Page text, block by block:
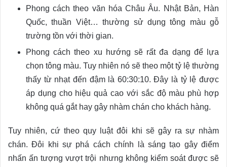
Phong cách theo văn hóa Châu Âu. Nhật Bản, Hàn
Quốc, thuần Việt… thường sử dụng tông màu gỗ
trường tồn với thời gian.
Phong cách theo xu hướng sẽ rất đa dạng để lựa
chọn tông màu. Tuy nhiên nó sẽ theo một tỷ lệ thường
thấy từ nhạt đến đậm là 60:30:10. Đây là tỷ lệ được
áp dụng cho hiệu quả cao với sắc độ màu phù hợp
không quá gắt hay gây nhàm chán cho khách hàng.
Tuy nhiên, cứ theo quy luật đôi khi sẽ gây ra sự nhàm
chán. Đôi khi sự phá cách chính là sáng tạo gây điểm
nhấn ấn tượng vượt trội nhưng không kiểm soát được sẽ